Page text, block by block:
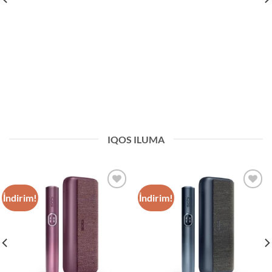
IQOS ILUMA
İndirim! İndirim!